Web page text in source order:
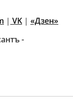
| VK | «Дзен»
-